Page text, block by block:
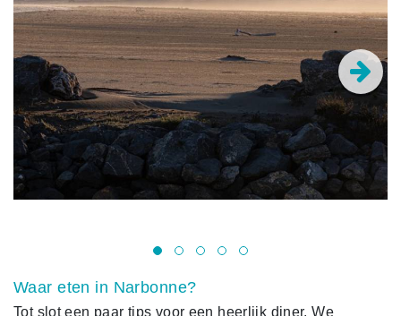
Waar eten in Narbonne?
Tot slot een paar tips voor een heerlijk diner. We